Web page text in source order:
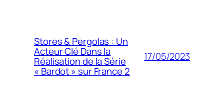
Stores & Pergolas : Un
Acteur Clé Dans la
Réalisation de la Série
« Bardot » sur France 2
17/05/2023